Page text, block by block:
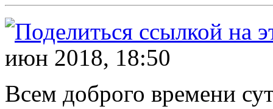
июн 2018, 18:50
Всем доброго времени